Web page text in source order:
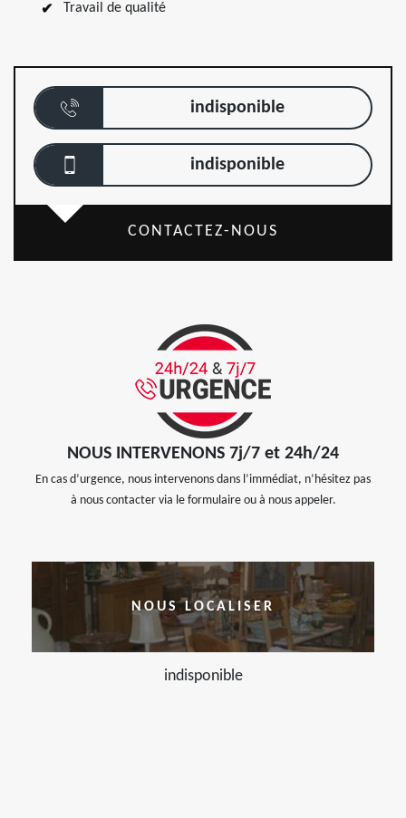
Travail de qualité
indisponible
indisponible
CONTACTEZ-NOUS
NOUS INTERVENONS 7j/7 et 24h/24
En cas d’urgence, nous intervenons dans l’immédiat, n’hésitez pas
à nous contacter via le formulaire ou à nous appeler.
NOUS LOCALISER
indisponible